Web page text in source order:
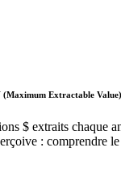
(Maximum Extractable
$ extraits chaque
: comprendre